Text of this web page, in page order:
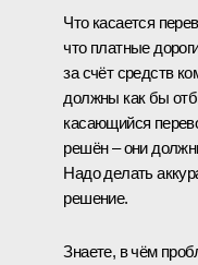
Что касается
что платные
за счёт средств
должны как бы
касающийся
решён – они
Надо делать
решение.
Знаете, в чём